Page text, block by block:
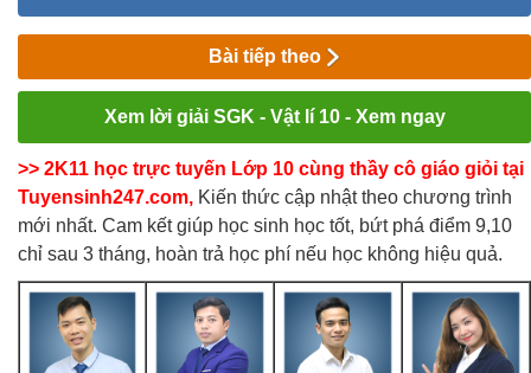
Bài tiếp theo
Xem lời giải SGK - Vật lí 10 - Xem ngay
>> 2K11 học trực tuyến Lớp 10 cùng thầy cô giáo giỏi tại
Tuyensinh247.com, Kiến thức cập nhật theo chương trình
mới nhất. Cam kết giúp học sinh học tốt, bứt phá điểm 9,10
chỉ sau 3 tháng, hoàn trả học phí nếu học không hiệu quả.